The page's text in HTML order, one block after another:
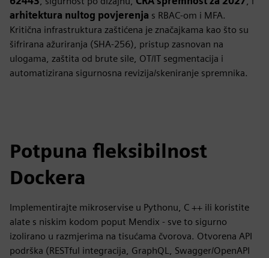
arhitektura nultog povjerenja s RBAC-om i MFA.
Kritična infrastruktura zaštićena je značajkama kao što su
šifrirana ažuriranja (SHA-256), pristup zasnovan na
ulogama, zaštita od brute sile, OT/IT segmentacija i
automatizirana sigurnosna revizija/skeniranje spremnika.
Potpuna fleksibilnost
Dockera
Implementirajte mikroservise u Pythonu, C ++ ili koristite
alate s niskim kodom poput Mendix - sve to sigurno
izolirano u razmjerima na tisućama čvorova. Otvorena API
podrška (RESTful integracija, GraphQL, Swagger/OpenAPI